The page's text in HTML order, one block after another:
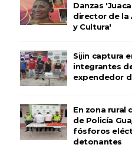
Danzas
director de la
y Cultura'
Sijin captura
integrantes
expendedor
En zona rural
de Policía
fósforos
detonantes